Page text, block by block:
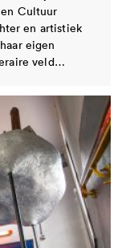
Cultuur
en artistiek
eigen
veld…